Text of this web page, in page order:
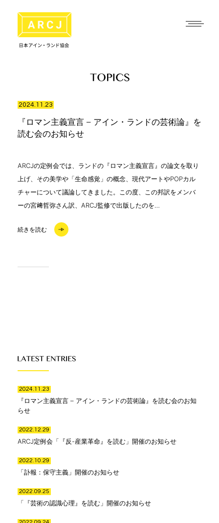
2024.11.23
『ロマン主義宣言 – アイン・ランドの芸術論』を
読む会のお知らせ
ARCJの定例会では、ランドの『ロマン主義宣言』の論文を取り
上げ、その美学や「生命感覚」の概念、現代アートやPOPカル
チャーについて議論してきました。この度、この邦訳をメンバ
ーの宮﨑哲弥さん訳、ARCJ監修で出版したのを…
続きを読む
2024.11.23
『ロマン主義宣言 – アイン・ランドの芸術論』を読む会のお知
らせ
2022.12.29
ARCJ定例会「『反-産業革命』を読む」開催のお知らせ
2022.10.29
「訃報：保守主義」開催のお知らせ
2022.09.25
「『芸術の認識心理』を読む」開催のお知らせ